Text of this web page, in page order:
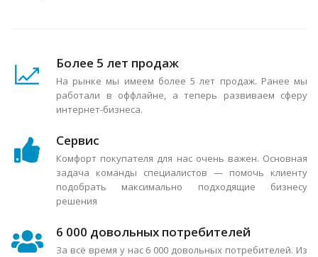
Более 5 лет продаж
На рынке мы имеем более 5 лет продаж. Ранее мы
работали в оффлайне, а теперь развиваем сферу
интернет-бизнеса.
Сервис
Комфорт покупателя для нас очень важен. Основная
задача команды специалистов — помочь клиенту
подобрать максимально подходящие бизнесу
решения
6 000 довольных потребителей
За всё время у нас 6 000 довольных потребителей. Из